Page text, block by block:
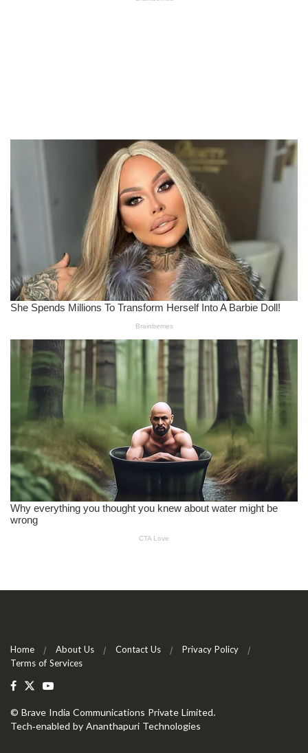
Home About Us Contact Us
Privacy Policy
Terms of Services
© Brave India Communications Private Limited.
Tech-enabled by Ananthapuri Technologies